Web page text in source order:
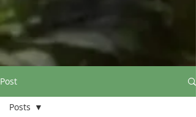
Post
Posts